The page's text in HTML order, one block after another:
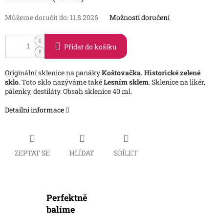
Můžeme doručit do: 11.8.2026 Možnosti doručení
Přidat do košíku
Originální sklenice na panákyKoštovačka. Historické zelené
sklo. Toto sklo nazýváme takéLesním sklem. Sklenice na likér,
pálenky, destiláty. Obsah sklenice 40 ml.
Detailní informace
ZEPTAT SE HLÍDAT SDÍLET
Perfektně
balíme